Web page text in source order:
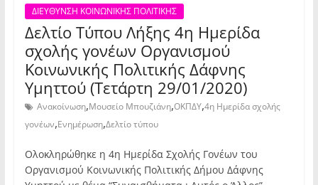
ΔΙΕΥΘΥΝΣΗ ΚΟΙΝΩΝΙΚΗΣ ΠΟΛΙΤΙΚΗΣ
Δελτίο Τύπου Λήξης 4η Ημερίδα
σχολής γονέων Οργανισμού
Κοινωνικής Πολιτικής Δάφνης
Υμηττού (Τετάρτη 29/01/2020)
Ανακοίνωση,Μουσείο Μπουζιάνη,ΟΚΠΔΥ,4η Ημερίδα σχολής
γονέων,Ενημέρωση,Δελτίο τύπου
Ολοκληρώθηκε η 4η Ημερίδα Σχολής Γονέων του
Οργανισμού Κοινωνικής Πολιτικής Δήμου Δάφνης